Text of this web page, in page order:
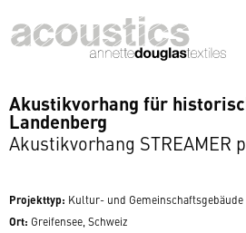
Akustikvorhang für
Landenberg
Akustikvorhang STREAMER
Projekttyp: Kultur- und Gemeinschaftsgebäude
Ort: Greifensee, Schweiz